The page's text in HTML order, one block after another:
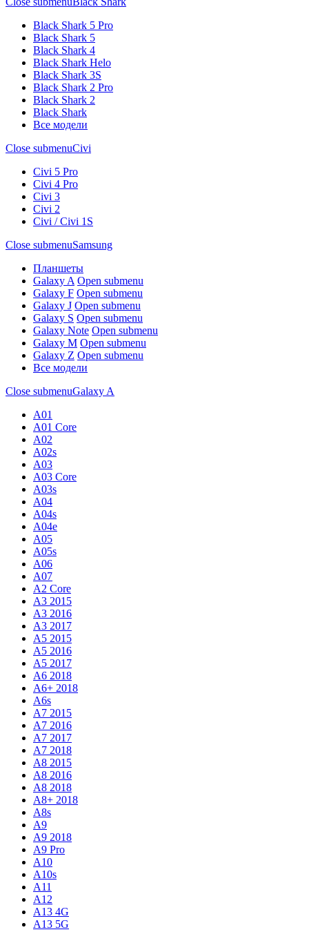
Black Shark 5 Pro
Black Shark 5
Black Shark 4
Black Shark Helo
Black Shark 3S
Black Shark 2 Pro
Black Shark 2
Black Shark
Все модели
Close submenuCivi
Civi 5 Pro
Civi 4 Pro
Civi 3
Civi 2
Civi / Civi 1S
Close submenuSamsung
Планшеты
Galaxy A Open submenu
Galaxy F Open submenu
Galaxy J Open submenu
Galaxy S Open submenu
Galaxy Note Open submenu
Galaxy M Open submenu
Galaxy Z Open submenu
Все модели
Close submenuGalaxy A
A01
A01 Core
A02
A02s
A03
A03 Core
A03s
A04
A04s
A04e
A05
A05s
A06
A07
A2 Core
A3 2015
A3 2016
A3 2017
A5 2015
A5 2016
A5 2017
A6 2018
A6+ 2018
A6s
A7 2015
A7 2016
A7 2017
A7 2018
A8 2015
A8 2016
A8 2018
A8+ 2018
A8s
A9
A9 2018
A9 Pro
A10
A10s
A11
A12
A13 4G
A13 5G